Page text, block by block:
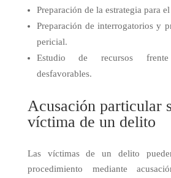
Preparación de la estrategia para
Preparación de interrogatorios y
pericial.
Estudio de recursos
desfavorables.
Acusación particular
víctima de un delito
Las víctimas de un delito
procedimiento mediante